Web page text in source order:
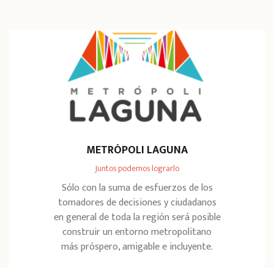
METRÓPOLI LAGUNA
Juntos podemos lograrlo
Sólo con la suma de esfuerzos de los
tomadores de decisiones y ciudadanos
en general de toda la región será posible
construir un entorno metropolitano
más próspero, amigable e incluyente.